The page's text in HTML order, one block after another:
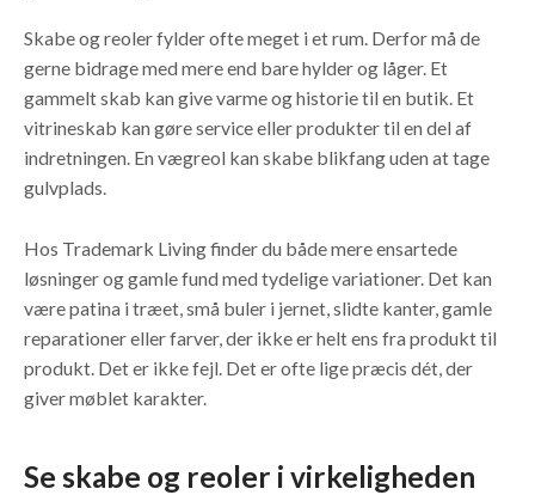
Skabe og reoler fylder ofte meget i et rum. Derfor må de
gerne bidrage med mere end bare hylder og låger. Et
gammelt skab kan give varme og historie til en butik. Et
vitrineskab kan gøre service eller produkter til en del af
indretningen. En vægreol kan skabe blikfang uden at tage
gulvplads.
Hos Trademark Living finder du både mere ensartede
løsninger og gamle fund med tydelige variationer. Det kan
være patina i træet, små buler i jernet, slidte kanter, gamle
reparationer eller farver, der ikke er helt ens fra produkt til
produkt. Det er ikke fejl. Det er ofte lige præcis dét, der
giver møblet karakter.
Se skabe og reoler i virkeligheden